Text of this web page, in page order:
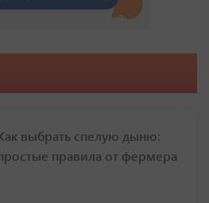
выбрать спелую дыню:
правила от фермера